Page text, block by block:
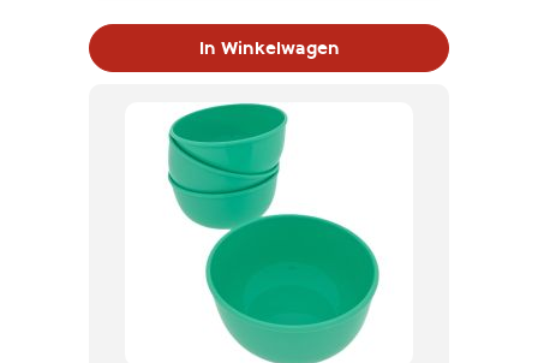
In Winkelwagen